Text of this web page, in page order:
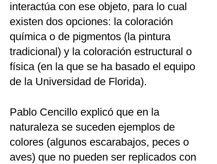
interactúa con ese objeto, para lo cual
existen dos opciones: la coloración
química o de pigmentos (la pintura
tradicional) y la coloración estructural o
física (en la que se ha basado el equipo
de la Universidad de Florida).
Pablo Cencillo explicó que en la
naturaleza se suceden ejemplos de
colores (algunos escarabajos, peces o
aves) que no pueden ser replicados con